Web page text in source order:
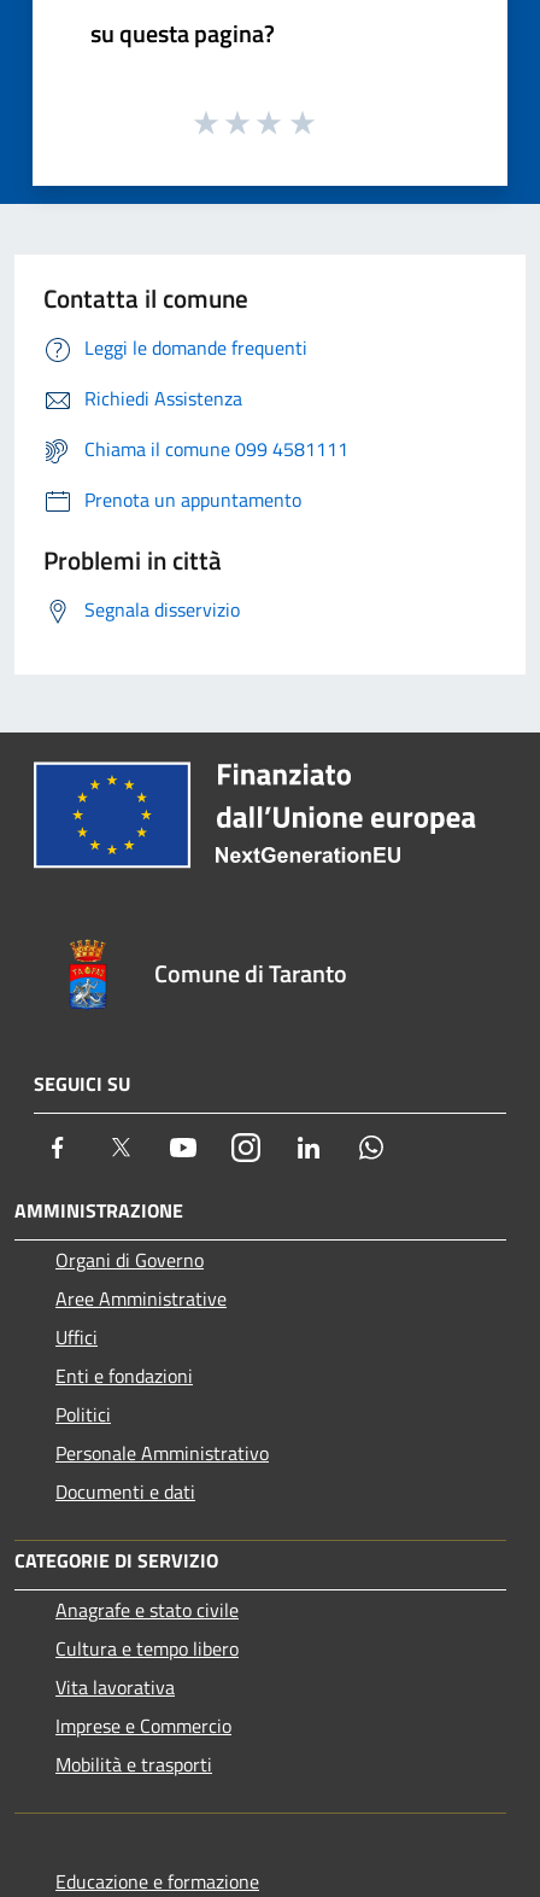
su questa pagina?
Contatta il comune
Leggi le domande frequenti
Richiedi Assistenza
Chiama il comune 099 4581111
Prenota un appuntamento
Problemi in città
Segnala disservizio
Comune di Taranto
SEGUICI SU
Facebook Twitter YoutubeInstagram LinkedIn
AMMINISTRAZIONE
Organi di Governo
Aree Amministrative
Uffici
Enti e fondazioni
Politici
Personale Amministrativo
Documenti e dati
CATEGORIE DI SERVIZIO
Anagrafe e stato civile
Cultura e tempo libero
Vita lavorativa
Imprese e Commercio
Mobilità e trasporti
Educazione e formazione